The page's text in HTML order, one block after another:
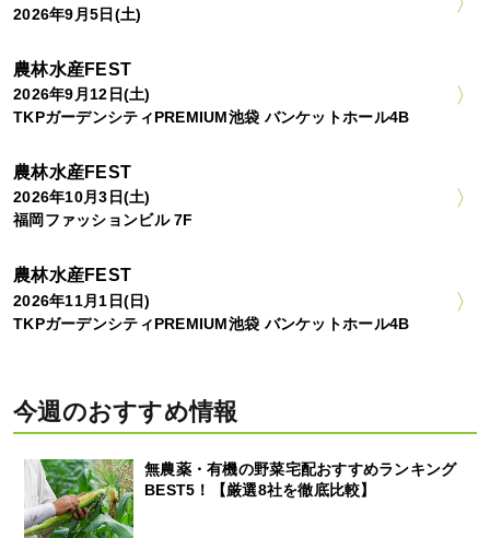
2026年9月5日(土)
農林水産FEST
2026年9月12日(土)
TKPガーデンシティPREMIUM池袋 バンケットホール4B
農林水産FEST
2026年10月3日(土)
福岡ファッションビル 7F
農林水産FEST
2026年11月1日(日)
TKPガーデンシティPREMIUM池袋 バンケットホール4B
今週のおすすめ情報
無農薬・有機の野菜宅配おすすめランキング
BEST5！【厳選8社を徹底比較】